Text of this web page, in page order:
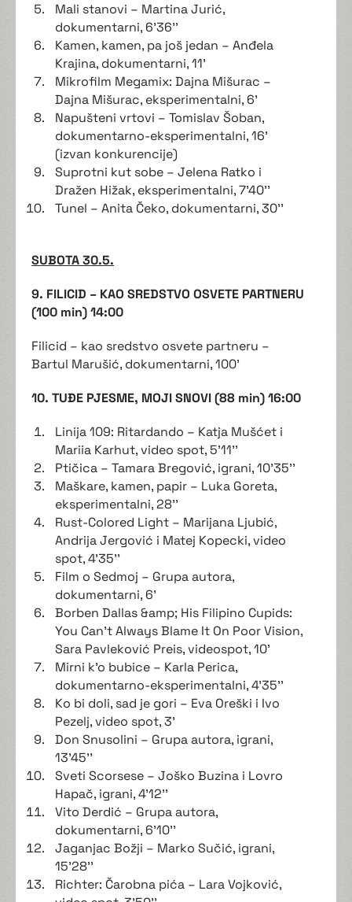
Mali stanovi – Martina Jurić,
dokumentarni, 6'36''
Kamen, kamen, pa još jedan – Anđela
Krajina, dokumentarni, 11'
Mikrofilm Megamix: Dajna Mišurac –
Dajna Mišurac, eksperimentalni, 6'
Napušteni vrtovi – Tomislav Šoban,
dokumentarno-eksperimentalni, 16'
(izvan konkurencije)
Suprotni kut sobe – Jelena Ratko i
Dražen Hižak, eksperimentalni, 7'40''
Tunel – Anita Čeko, dokumentarni, 30''
SUBOTA 30.5.
9. FILICID – KAO SREDSTVO OSVETE PARTNERU
(100 min) 14:00
Filicid – kao sredstvo osvete partneru –
Bartul Marušić, dokumentarni, 100'
10. TUĐE PJESME, MOJI SNOVI (88 min) 16:00
Linija 109: Ritardando – Katja Mušćet i
Mariia Karhut, video spot, 5'11''
Ptičica – Tamara Bregović, igrani, 10'35''
Maškare, kamen, papir – Luka Goreta,
eksperimentalni, 28''
Rust-Colored Light – Marijana Ljubić,
Andrija Jergović i Matej Kopecki, video
spot, 4'35''
Film o Sedmoj – Grupa autora,
dokumentarni, 6'
Borben Dallas &amp; His Filipino Cupids:
You Can't Always Blame It On Poor Vision,
Sara Pavleković Preis, videospot, 10'
Mirni k'o bubice – Karla Perica,
dokumentarno-eksperimentalni, 4'35''
Ko bi doli, sad je gori – Eva Oreški i Ivo
Pezelj, video spot, 3'
Don Snusolini – Grupa autora, igrani,
13'45''
Sveti Scorsese – Joško Buzina i Lovro
Hapač, igrani, 4'12''
Vito Derdić – Grupa autora,
dokumentarni, 6'10''
Jaganjac Božji – Marko Sučić, igrani,
15'28''
Richter: Čarobna pića – Lara Vojković,